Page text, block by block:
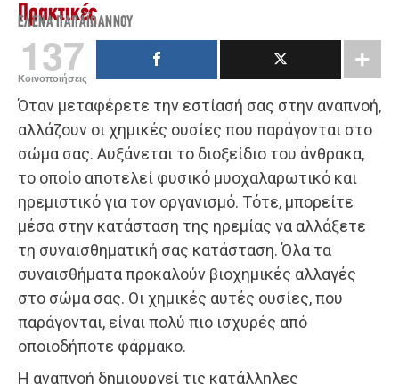
Πρακτικές
ΈΛΕΝΑ ΠΑΠΑΪ́ΩΆΝΝΟΥ
137
Κοινοποιήσεις
Όταν μεταφέρετε την εστίασή σας στην αναπνοή,
αλλάζουν οι χημικές ουσίες που παράγονται στο
σώμα σας. Αυξάνεται το διοξείδιο του άνθρακα,
το οποίο αποτελεί φυσικό μυοχαλαρωτικό και
ηρεμιστικό για τον οργανισμό. Τότε, μπορείτε
μέσα στην κατάσταση της ηρεμίας να αλλάξετε
τη συναισθηματική σας κατάσταση. Όλα τα
συναισθήματα προκαλούν βιοχημικές αλλαγές
στο σώμα σας. Οι χημικές αυτές ουσίες, που
παράγονται, είναι πολύ πιο ισχυρές από
οποιοδήποτε φάρμακο.
Η αναπνοή δημιουργεί τις κατάλληλες